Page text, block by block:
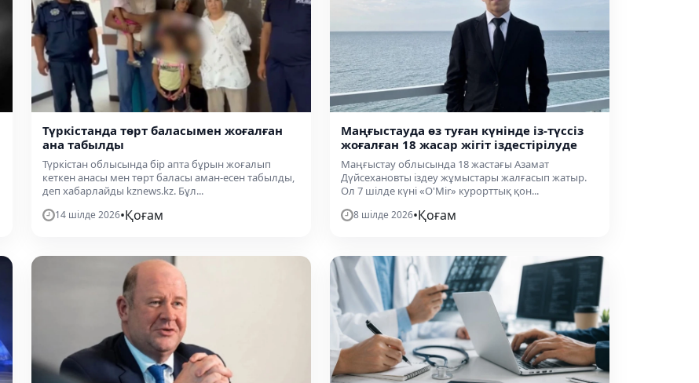
Түркістанда төрт баласымен жоғалған
ана табылды
Түркістан облысында бір апта бұрын жоғалып
кеткен анасы мен төрт баласы аман-есен табылды,
деп хабарлайды kznews.kz. Бұл...
14 шілде 2026•Қоғам
Маңғыстауда өз туған күнінде із-түссіз
жоғалған 18 жасар жігіт іздестірілуде
Маңғыстау облысында 18 жастағы Азамат
Дүйсехановты іздеу жұмыстары жалғасып жатыр.
Ол 7 шілде күні «O'Mir» курорттық қон...
8 шілде 2026•Қоғам